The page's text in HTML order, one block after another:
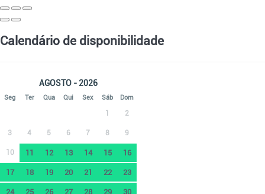
Calendário de disponibilidade
AGOSTO - 2026
Seg Ter Qua Qui Sex Sáb Dom
1 2
3 4 5 6 7 8 9
10 11 12 13 14 15 16
17 18 19 20 21 22 23
24 25 26 27 28 29 30